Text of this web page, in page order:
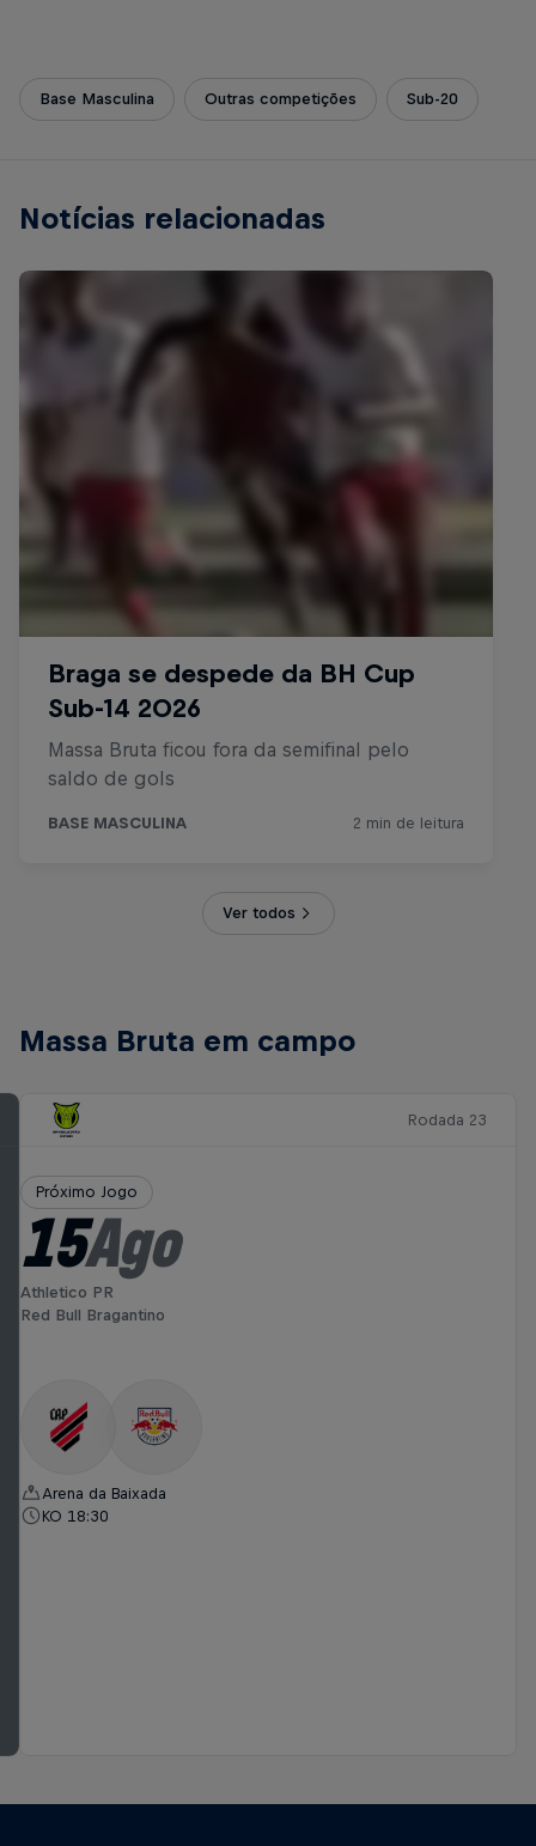
Base Masculina Outras competições Sub-20
Notícias relacionadas
Ver todos
Massa Bruta em campo
Rodada 23
Próximo Jogo
15Ago
Athletico PR
Red Bull Bragantino
Arena da Baixada
KO 18:30